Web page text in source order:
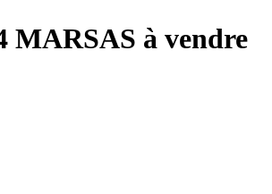
MARSAS à vendre